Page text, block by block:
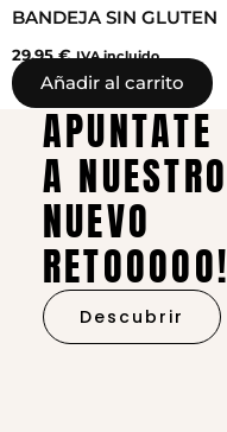
BANDEJA SIN GLUTEN
29,95€ IVA incluido
Añadir al carrito
APUNTATE
A NUESTRO
NUEVO
RETOOOOO!
Descubrir